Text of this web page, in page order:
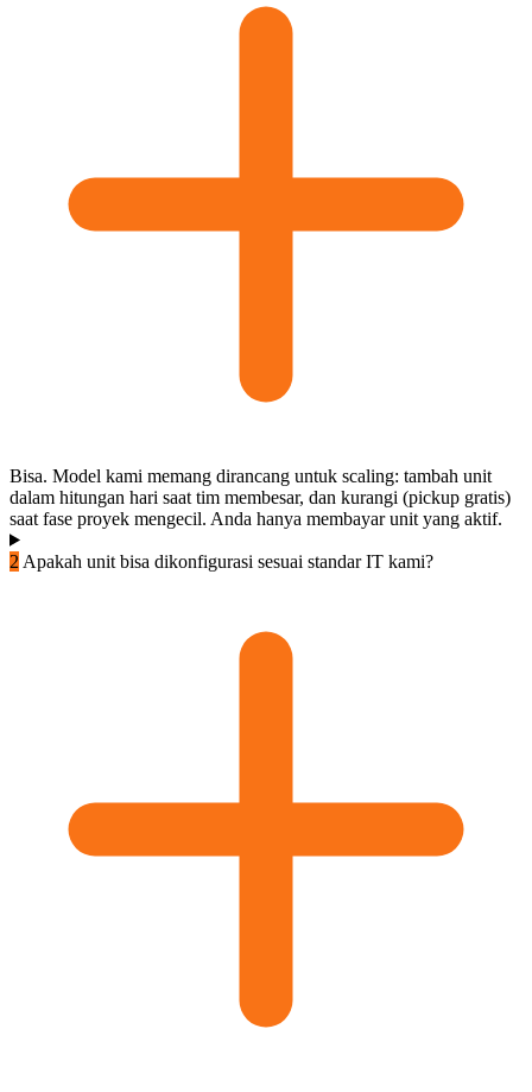
Bisa. Model kami memang dirancang untuk scaling: tambah unit
dalam hitungan hari saat tim membesar, dan kurangi (pickup gratis)
saat fase proyek mengecil. Anda hanya membayar unit yang aktif.
2 Apakah unit bisa dikonfigurasi sesuai standar IT kami?